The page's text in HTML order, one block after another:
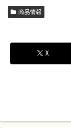
商品情報
X